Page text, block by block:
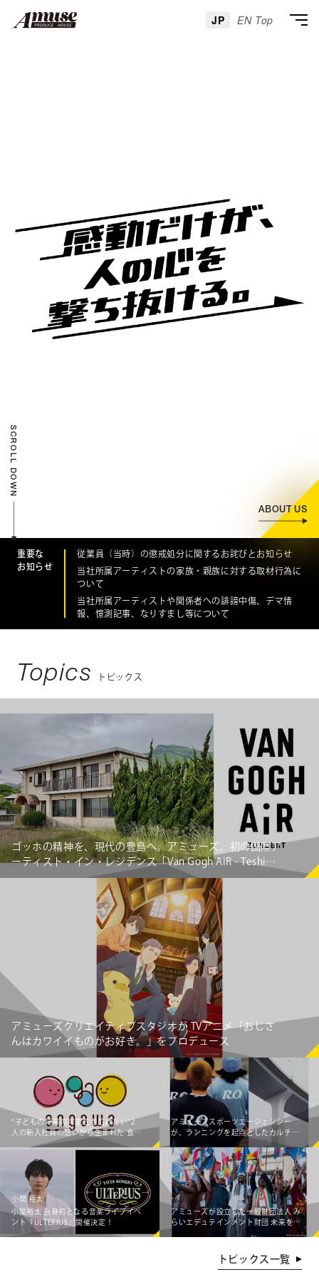
JP EN Top
SCROLL DOWN
ABOUT US
重要な
お知らせ
従業員（当時）の懲戒処分に関するお詫びとお知らせ
当社所属アーティストの家族・親族に対する取材行為に
ついて
当社所属アーティストや関係者への誹謗中傷、デマ情
報、憶測記事、なりすまし等について
Topics トピックス
ゴッホの精神を、現代の豊島へ。アミューズ、初の国際ア
ーティスト・イン・レジデンス「Van Gogh AiR - Teshima
Japan」始動 ～オランダの若手アーティスト3組が豊島の
暮らしと交差し、新たな価値を創造する～
アミューズクリエイティブスタジオが TVアニメ「おじさ
んはカワイイものがお好き。」をプロデュース
"子どもの将来の可能性を広げたい"2
人の新入社員の想いから生まれた 食事
×エンタメ体験支援企画「engawa 夏
アミューズスポーツエージェンシー
が、ランニングを起点としたカルチャ
ークリエイティブプロダクショ
ン"Running Observatory"をローンチ
小関 裕太
小関裕太 自身初となる音楽ライブイベ
ント『ULTERIUS』開催決定！
アミューズが設立した一般財団法人 み
らいエデュテインメント財団 未来を創
る若者のグローバルな挑戦を支援！
トピックス一覧